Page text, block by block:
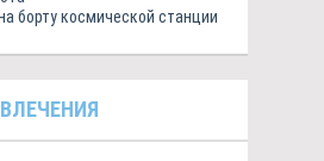
борту космической станции